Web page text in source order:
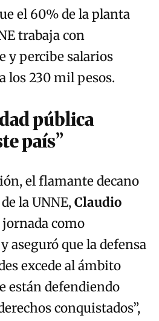
el 60% de la planta
trabaja con
y percibe salarios
los 230 mil pesos.
pública
país”
el flamante decano
la UNNE,Claudio
como
aseguró que la defensa
excede al ámbito
están defendiendo
conquistados”,